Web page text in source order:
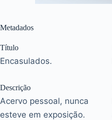
Metadados
Título
Encasulados.
Descrição
Acervo pessoal, nunca
esteve em exposição.